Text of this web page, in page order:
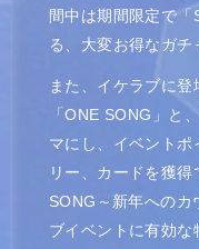
間中は期間限定で
る、大変お得なガチ
また、イケラブに
「ONE SONG」と
マにし、イベント
リー、カードを獲
SONG～新年へのカ
ブイベントに有効な